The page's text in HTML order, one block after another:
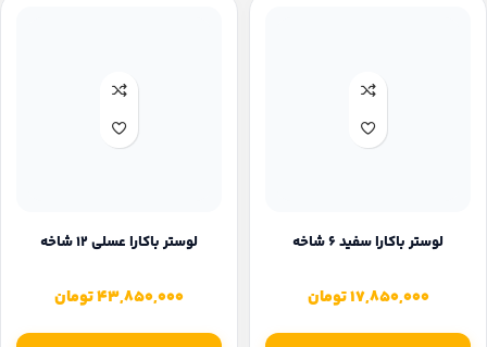
لوستر باکارا سفید ۶ شاخه
17,850,000تومان
لوستر باکارا عسلی ۱۲ شاخه
43,850,000تومان